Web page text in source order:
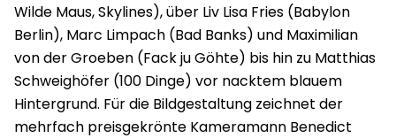
Wilde Maus, Skylines), über Liv Lisa Fries (Babylon
Berlin), Marc Limpach (Bad Banks) und Maximilian
von der Groeben (Fack ju Göhte) bis hin zu Matthias
Schweighöfer (100 Dinge) vor nacktem blauem
Hintergrund. Für die Bildgestaltung zeichnet der
mehrfach preisgekrönte Kameramann Benedict